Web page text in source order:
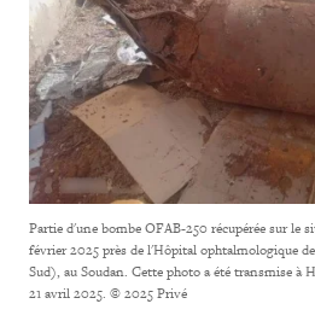
Partie d'une bombe OFAB-250 récupérée sur le
février 2025 près de l'Hôpital ophtalmologique
Sud), au Soudan. Cette photo a été transmise à
21 avril 2025. © 2025 Privé